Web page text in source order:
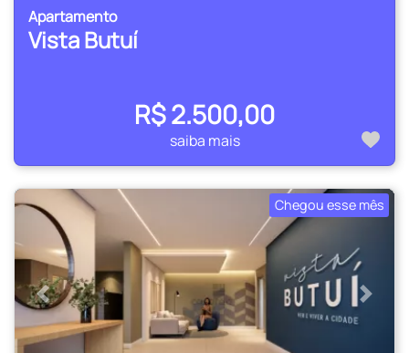
Apartamento
Vista Butuí
R$ 2.500,00
saiba mais
Chegou esse mês
Anterior